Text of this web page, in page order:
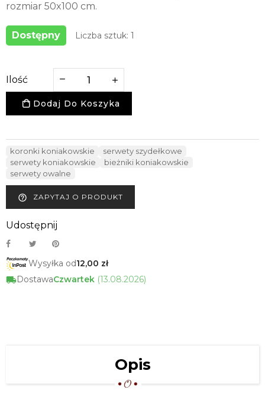
rozmiar 50x100 cm.
Dostępny Liczba sztuk: 1
Ilość
Dodaj Do Koszyka
koronki koniakowskie
serwety szydełkowe
serwety koniakowskie
bieżniki koniakowskie
serwety owalne
help_outline ZAPYTAJ O PRODUKT
Udostępnij
Wysyłka od12,00 zł
DostawaCzwartek (13.08.2026)
Opis